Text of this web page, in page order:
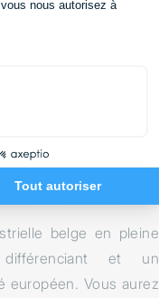
de l’anglais
incluant des
et à la
belge en pleine
et un
européen. Vous aurez